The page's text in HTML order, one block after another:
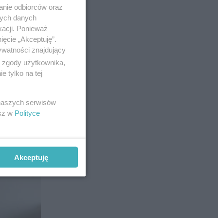
14
odbiorców oraz
danych
Ponieważ
„Akceptuję”.
znajdujący
użytkownika,
tylko na tej
serwisów
w Polityce
Akceptuję